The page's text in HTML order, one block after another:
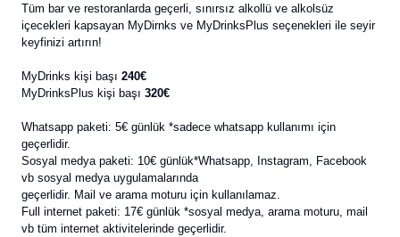
Tüm bar ve restoranlarda geçerli, sınırsız alkollü ve alkolsüz
içecekleri kapsayan MyDirnks ve MyDrinksPlus seçenekleri ile seyir
keyfinizi artırın!
MyDrinks kişi başı 240€
MyDrinksPlus kişi başı 320€
Whatsapp paketi: 5€ günlük *sadece whatsapp kullanımı için
geçerlidir.
Sosyal medya paketi: 10€ günlük*Whatsapp, Instagram, Facebook
vb sosyal medya uygulamalarında
geçerlidir. Mail ve arama moturu için kullanılamaz.
Full internet paketi: 17€ günlük *sosyal medya, arama moturu, mail
vb tüm internet aktivitelerinde geçerlidir.